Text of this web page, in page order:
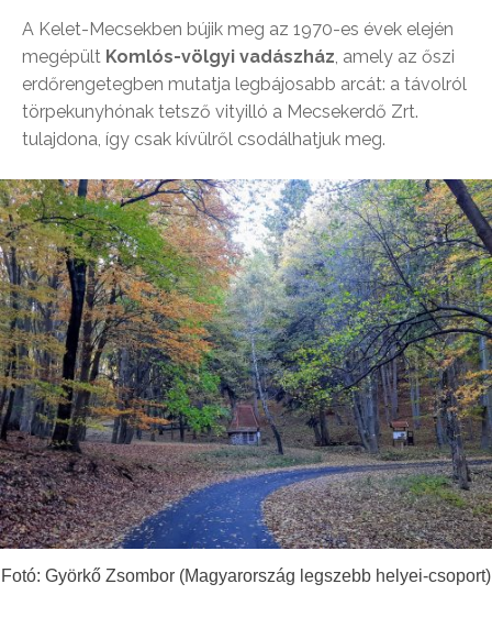
A Kelet-Mecsekben bújik meg az 1970-es évek elején
megépült Komlós-völgyi vadászház, amely az őszi
erdőrengetegben mutatja legbájosabb arcát: a távolról
törpekunyhónak tetsző vityilló a Mecsekerdő Zrt.
tulajdona, így csak kívülről csodálhatjuk meg.
Fotó: Györkő Zsombor (Magyarország legszebb helyei-csoport)